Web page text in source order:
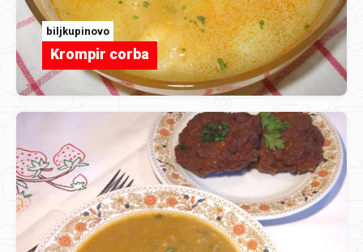
biljkupinovo
Krompir corba